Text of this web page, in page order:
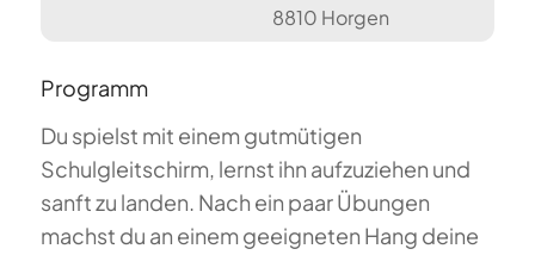
8810 Horgen
Programm
Du spielst mit einem gutmütigen
Schulgleitschirm, lernst ihn aufzuziehen und
sanft zu landen. Nach ein paar Übungen
machst du an einem geeigneten Hang deine